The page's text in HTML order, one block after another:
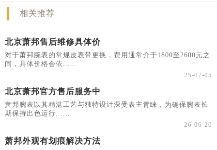
相关推荐
北京萧邦售后维修具体价
对于萧邦腕表的常规皮表带更换，费用通常介于1800至2600元之
间，具体价格会依......
25-07-05
北京萧邦官方售后服务中
萧邦腕表以其精湛工艺与独特设计深受表主青睐，为确保腕表长
期保持出色运行......
26-06-20
萧邦外观有划痕解决方法